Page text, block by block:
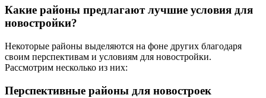
Какие районы предлагают лучшие условия для
новостройки?
Некоторые районы выделяются на фоне других благодаря
своим перспективам и условиям для новостройки.
Рассмотрим несколько из них:
Перспективные районы для новостроек